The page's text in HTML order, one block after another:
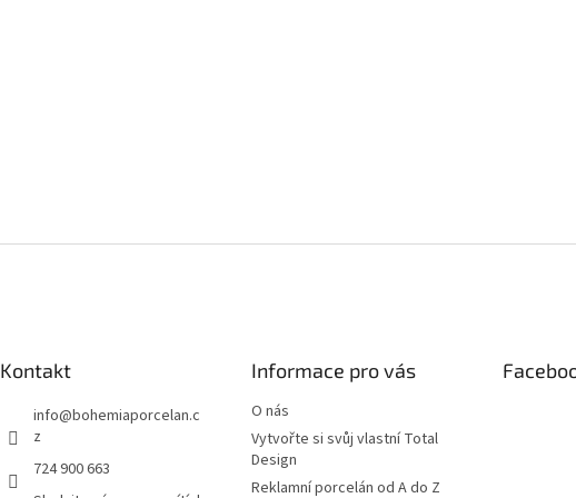
Kontakt
info@bohemiaporcelan.c
z
724 900 663
Informace pro vás
O nás
Vytvořte si svůj vlastní Total
Design
Reklamní porcelán od A do Z